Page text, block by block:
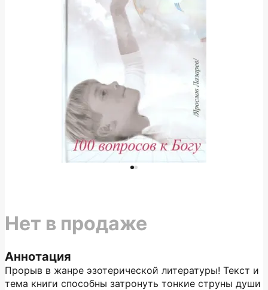
Аннотация
Прорыв в жанре эзотерической литературы! Текст и
тема книги способны затронуть тонкие струны души
Нет в продаже